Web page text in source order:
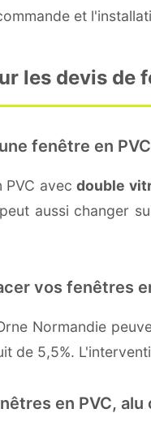
et
les devis de
fenêtre en
PVC avecdouble
aussi changer
vos fenêtres
Normandie
de 5,5%.
en PVC, alu